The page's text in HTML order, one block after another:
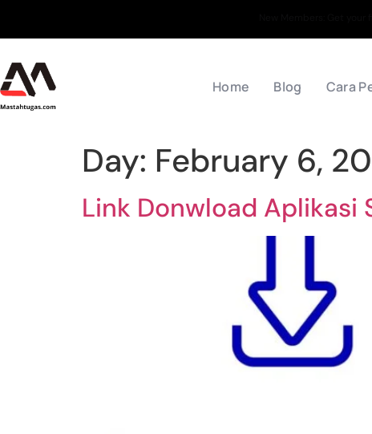
Home Blog Cara
Day: February 6,
Link Donwload Aplikasi